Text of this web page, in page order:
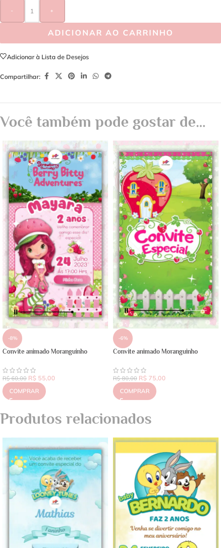
- +
ADICIONAR AO CARRINHO
Adicionar à Lista de Desejos
Compartilhar:
Você também pode gostar de…
-8%
Convite animado Moranguinho
R$60,00 R$ 55,00
COMPRAR
-6%
Convite animado Moranguinho
R$80,00 R$ 75,00
COMPRAR
Produtos relacionados